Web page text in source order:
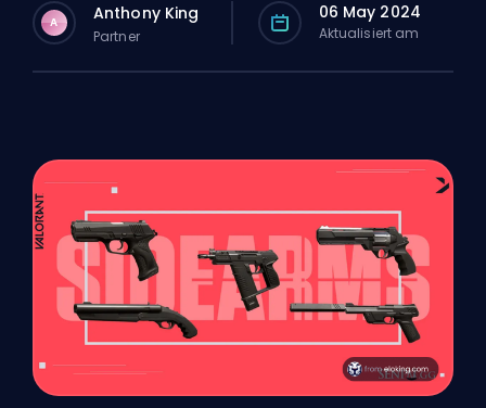
A Anthony King
Partner
06 May 2024
Aktualisiert am